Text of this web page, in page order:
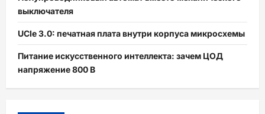
выключателя
UCIe 3.0: печатная плата внутри корпуса микросхемы
Питание искусственного интеллекта: зачем ЦОД
напряжение 800 В